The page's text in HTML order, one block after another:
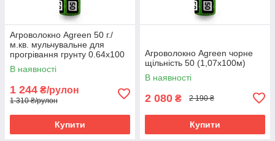
Агроволокно Agreen 50 г./
м.кв. мульчувальне для
прогрівання грунту 0.64х100
м Чорний
В наявності
1 244 ₴/рулон
1 310 ₴/рулон
Купити
Агроволокно Agreen чорне
щільність 50 (1,07х100м)
В наявності
2 080 ₴ 2 190 ₴
Купити